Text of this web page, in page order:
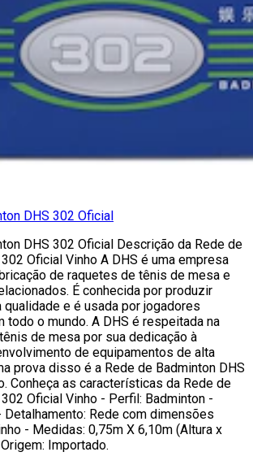
DHS 302 Oficial
DHS 302 Oficial Descrição da Rede de
Oficial Vinho A DHS é uma empresa
de raquetes de tênis de mesa e
É conhecida por produzir
e é usada por jogadores
todo o mundo. A DHS é respeitada na
de mesa por sua dedicação à
de equipamentos de alta
prova disso é a Rede de Badminton DHS
Conheça as características da Rede de
Oficial Vinho - Perfil: Badminton -
Detalhamento: Rede com dimensões
- Medidas: 0,75m X 6,10m (Altura x
Importado.